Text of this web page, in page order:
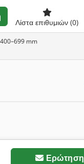
Λίστα επιθυμιών (0)
400–699 mm
Ερώτηση